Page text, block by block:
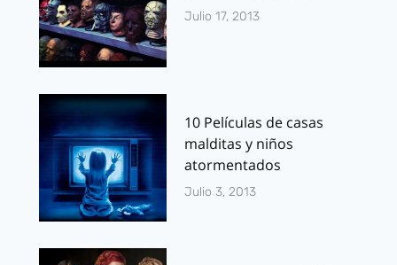
Julio 17, 2013
10 Películas de casas
malditas y niños
atormentados
Julio 3, 2013